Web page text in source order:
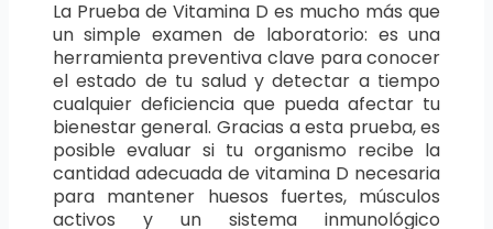
La Prueba de Vitamina D es mucho más que
un simple examen de laboratorio: es una
herramienta preventiva clave para conocer
el estado de tu salud y detectar a tiempo
cualquier deficiencia que pueda afectar tu
bienestar general. Gracias a esta prueba, es
posible evaluar si tu organismo recibe la
cantidad adecuada de vitamina D necesaria
para mantener huesos fuertes, músculos
activos y un sistema inmunológico